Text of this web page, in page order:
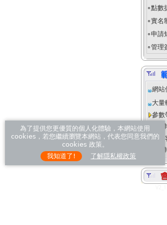
fiber_manual_record 點數
fiber_manual_record 實名
fiber_manual_record 申請
fiber_manual_record 管理
網站
大量
參數
操
進階
操
為了提供您更優質的個人化體驗，本網站使用
cookies，若您繼續瀏覽本網站，代表您同意我們的
cookies 政策。
我知道了!
了解隱私權政策